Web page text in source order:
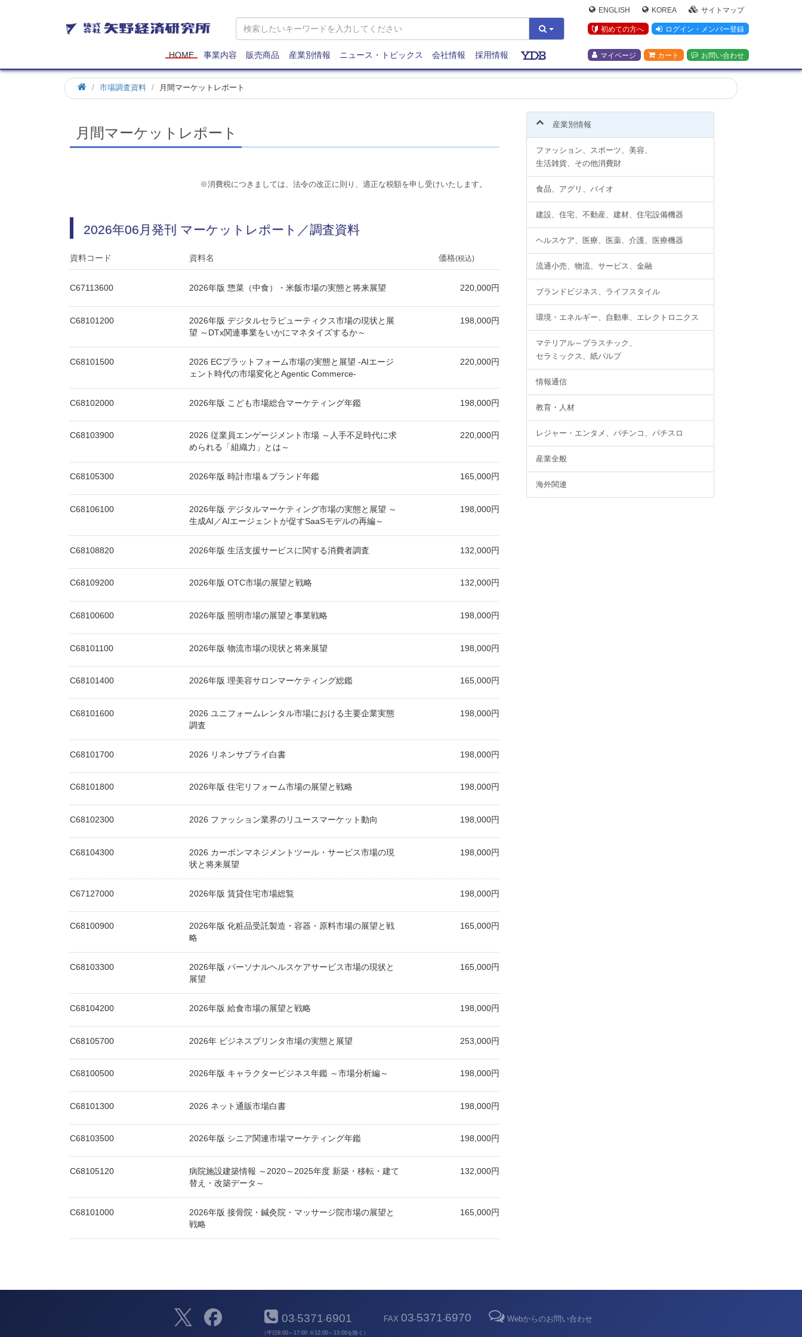
矢
野
研
究
所
ENGLISH KOREA サイトマップ
初めての方へ ログイン・メンバー登録
マイページ カート お問い合わせ
HOME 事業内容 販売商品 産業別情報 ニュース・トピックス 会社情報 採用情報
市場調査資料 月間マーケットレポート
月間マーケットレポート
※消費税につきましては、法令の改正に則り、適正な税額を申し受けいたします。
2026年06月発刊 マーケットレポート／調査資料
資料コード 資料名 価格(税込)
C67113600 2026年版 惣菜（中食）・米飯市場の実態と将来展望 220,000円
C68101200
2026年版 デジタルセラピューティクス市場の現状と展
望 ～DTx関連事業をいかにマネタイズするか～
198,000円
C68101500
2026 ECプラットフォーム市場の実態と展望 -AIエージ
ェント時代の市場変化とAgentic Commerce-
220,000円
C68102000 2026年版 こども市場総合マーケティング年鑑 198,000円
C68103900
2026 従業員エンゲージメント市場 ～人手不足時代に求
められる「組織力」とは～
220,000円
C68105300 2026年版 時計市場＆ブランド年鑑 165,000円
C68106100
2026年版 デジタルマーケティング市場の実態と展望 ～
生成AI／AIエージェントが促すSaaSモデルの再編～
198,000円
C68108820 2026年版 生活支援サービスに関する消費者調査 132,000円
C68109200 2026年版 OTC市場の展望と戦略 132,000円
C68100600 2026年版 照明市場の展望と事業戦略 198,000円
C68101100 2026年版 物流市場の現状と将来展望 198,000円
C68101400 2026年版 理美容サロンマーケティング総鑑 165,000円
C68101600
2026 ユニフォームレンタル市場における主要企業実態
調査
198,000円
C68101700 2026 リネンサプライ白書 198,000円
C68101800 2026年版 住宅リフォーム市場の展望と戦略 198,000円
C68102300 2026 ファッション業界のリユースマーケット動向 198,000円
C68104300
2026 カーボンマネジメントツール・サービス市場の現
状と将来展望
198,000円
C67127000 2026年版 賃貸住宅市場総覧 198,000円
C68100900
2026年版 化粧品受託製造・容器・原料市場の展望と戦
略
165,000円
C68103300
2026年版 パーソナルヘルスケアサービス市場の現状と
展望
165,000円
C68104200 2026年版 給食市場の展望と戦略 198,000円
C68105700 2026年 ビジネスプリンタ市場の実態と展望 253,000円
C68100500 2026年版 キャラクタービジネス年鑑 ～市場分析編～ 198,000円
C68101300 2026 ネット通販市場白書 198,000円
C68103500 2026年版 シニア関連市場マーケティング年鑑 198,000円
C68105120
病院施設建築情報 ～2020～2025年度 新築・移転・建て
替え・改築データ～
132,000円
C68101000
2026年版 接骨院・鍼灸院・マッサージ院市場の展望と
戦略
165,000円
産業別情報
ファッション、スポーツ、美容、
生活雑貨、その他消費財
食品、アグリ、バイオ
建設、住宅、不動産、建材、住宅設備機器
ヘルスケア、医療、医薬、介護、医療機器
流通小売、物流、サービス、金融
ブランドビジネス、ライフスタイル
環境・エネルギー、自動車、エレクトロニクス
マテリアル～プラスチック、
セラミックス、紙パルプ
情報通信
教育・人材
レジャー・エンタメ、パチンコ、パチスロ
産業全般
海外関連
03-5371-6901
（平日9:00～17:00 ※12:00～13:00を除く）
FAX 03-5371-6970 Webからのお問い合わせ